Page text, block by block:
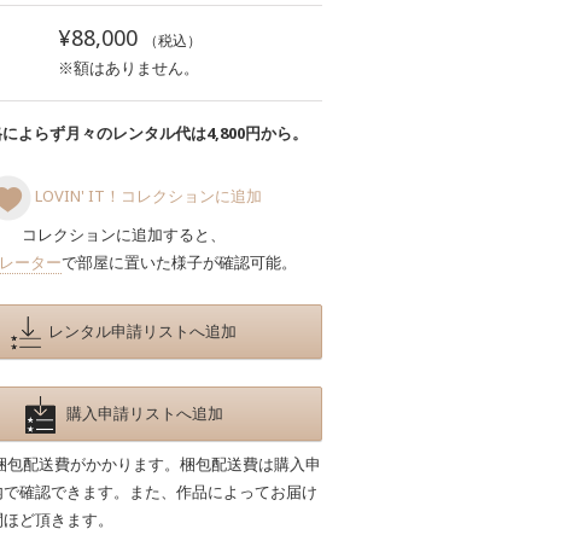
¥88,000 （税込）
※額はありません。
よらず月々のレンタル代は4,800円から。
LOVIN' IT！コレクションに追加
コレクションに追加すると、
ーターで部屋に置いた様子が確認可能。
レンタル申請リストへ追加
購入申請リストへ追加
配送費がかかります。梱包配送費は購入申
確認できます。また、作品によってお届け
ど頂きます。